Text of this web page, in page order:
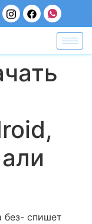
без- спишет